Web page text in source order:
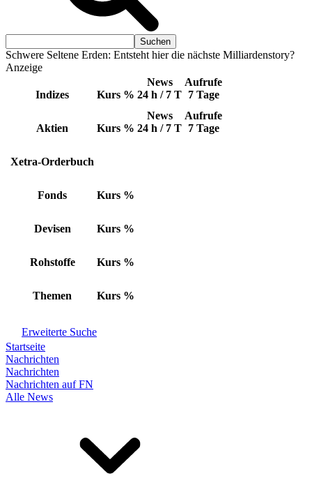
Schwere Seltene Erden: Entsteht hier die nächste Milliardenstory?
Anzeige
Indizes Kurs %
News
24 h / 7 T
Aufrufe
7 Tage
Aktien Kurs %
News
24 h / 7 T
Aufrufe
7 Tage
Xetra-Orderbuch
Fonds Kurs %
Devisen Kurs %
Rohstoffe Kurs %
Themen Kurs %
Erweiterte Suche
Startseite
Nachrichten
Nachrichten
Nachrichten auf FN
Alle News